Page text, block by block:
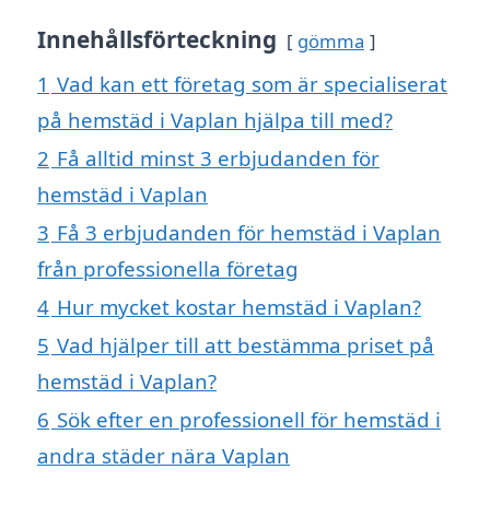
Innehållsförteckning gömma
1 Vad kan ett företag som är specialiserat
på hemstäd i Vaplan hjälpa till med?
2 Få alltid minst 3 erbjudanden för
hemstäd i Vaplan
3 Få 3 erbjudanden för hemstäd i Vaplan
från professionella företag
4 Hur mycket kostar hemstäd i Vaplan?
5 Vad hjälper till att bestämma priset på
hemstäd i Vaplan?
6 Sök efter en professionell för hemstäd i
andra städer nära Vaplan